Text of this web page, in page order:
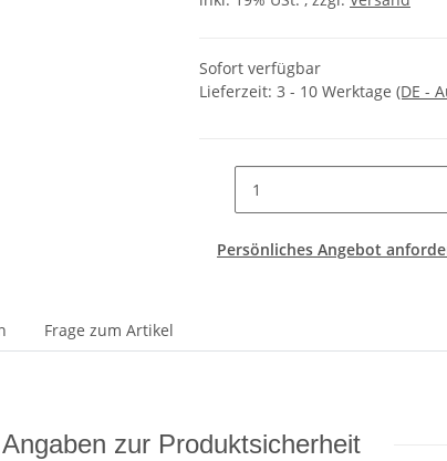
Sofort verfügbar
Lieferzeit: 3 - 10 Werktage (DE -
Persönliches Angebot
Frage zum Artikel
Angaben zur Produktsicherheit